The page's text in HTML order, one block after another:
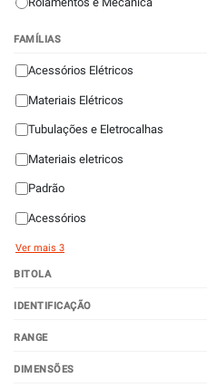
FAMÍLIAS
Acessórios Elétricos
Materiais Elétricos
Tubulações e Eletrocalhas
Materiais eletricos
Padrão
Acessórios
Ver mais 3
BITOLA
IDENTIFICAÇÃO
RANGE
DIMENSÕES